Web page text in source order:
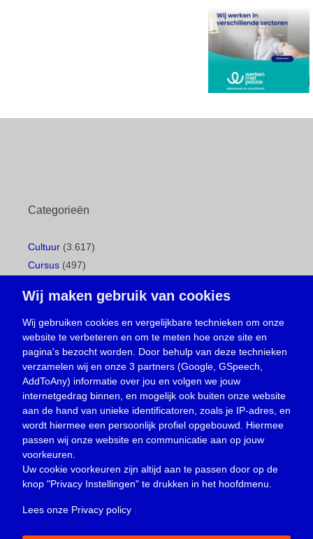
Categorieën
Cultuur (3.617)
Cursus (497)
Gemeentepagina(104)
Ingezonden brief(537)
Media(156)
Nieuws (23.329)
Oproep(734)
Overlijden(39)
Podcast(18)
prijsvraag (5)
Religie (1.438)
Service(226)
Wij maken gebruik van cookies
Wij gebruiken cookies en vergelijkbare technieken om onze
website te verbeteren en om te meten hoe onze site en
pagina's bezocht worden. Door behulp van deze technieken
verzamelen wij en onze 3 partners (Google, GSpeech,
AddToAny) informatie over jou en volgen we jouw
internetgedrag binnen, en mogelijk ook buiten onze website
aan de hand van unieke identificatoren, zoals je IP-adres, en
wordt hiermee een persoonlijk profiel opgebouwd. Hiermee
passen wij onze website en communicatie aan op jouw
voorkeuren.
Uw cookie voorkeuren zijn altijd aan te passen door op de
knop "Privacy Instellingen" te drukken in het hoofdmenu.
Lees onze Privacy policy |